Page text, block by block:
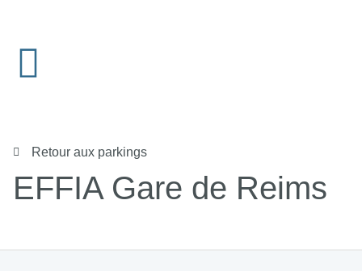
Retour aux parkings
EFFIA Gare de Reims